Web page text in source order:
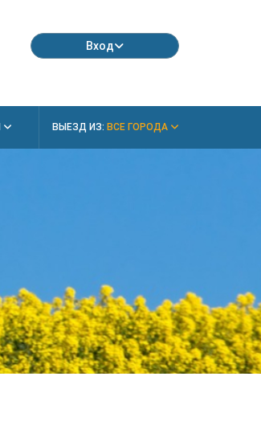
Вход
ВЫЕЗД ИЗ: ВСЕ ГОРОДА